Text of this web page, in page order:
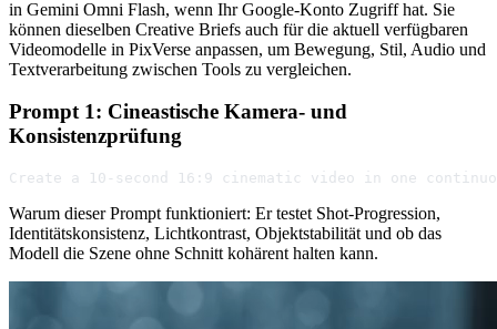
in Gemini Omni Flash, wenn Ihr Google-Konto Zugriff hat. Sie
können dieselben Creative Briefs auch für die aktuell verfügbaren
Videomodelle in PixVerse anpassen, um Bewegung, Stil, Audio und
Textverarbeitung zwischen Tools zu vergleichen.
Prompt 1: Cineastische Kamera- und
Konsistenzprüfung
Create a 10-second 16:9 cinematic video in one
Warum dieser Prompt funktioniert: Er testet Shot-Progression,
Identitätskonsistenz, Lichtkontrast, Objektstabilität und ob das
Modell die Szene ohne Schnitt kohärent halten kann.